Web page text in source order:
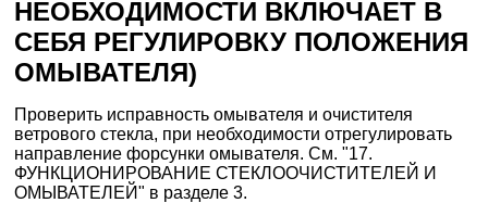
НЕОБХОДИМОСТИ ВКЛЮЧАЕТ В
СЕБЯ РЕГУЛИРОВКУ ПОЛОЖЕНИЯ
ОМЫВАТЕЛЯ)
Проверить исправность омывателя и очистителя
ветрового стекла, при необходимости отрегулировать
направление форсунки омывателя. См. "17.
ФУНКЦИОНИРОВАНИЕ СТЕКЛООЧИСТИТЕЛЕЙ И
ОМЫВАТЕЛЕЙ" в разделе 3.